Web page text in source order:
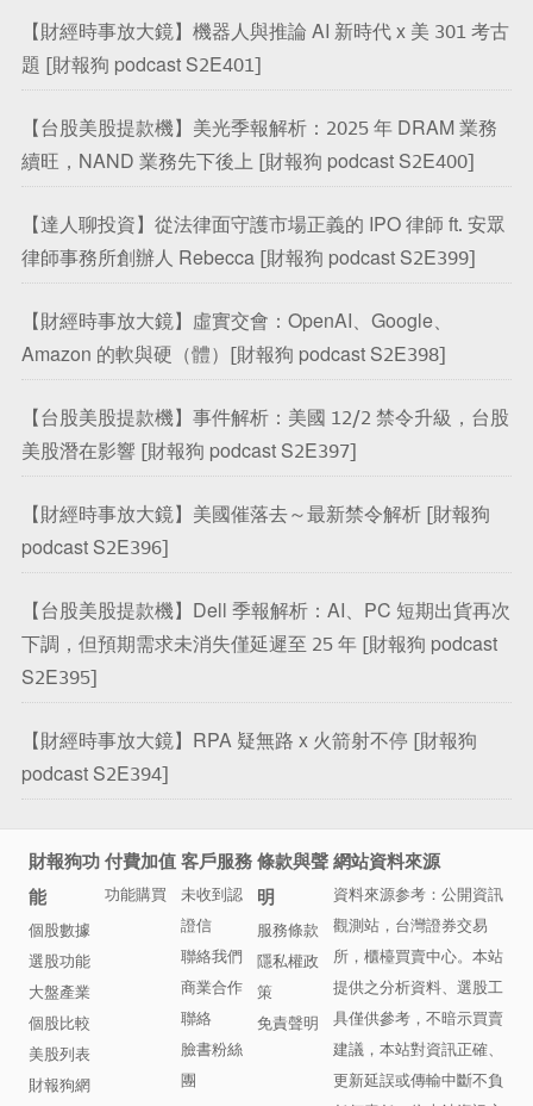
【財經時事放大鏡】機器人與推論 AI 新時代 x 美 301 考古
題 [財報狗 podcast S2E401]
【台股美股提款機】美光季報解析：2025 年 DRAM 業務
續旺，NAND 業務先下後上 [財報狗 podcast S2E400]
【達人聊投資】從法律面守護市場正義的 IPO 律師 ft. 安眾
律師事務所創辦人 Rebecca [財報狗 podcast S2E399]
【財經時事放大鏡】虛實交會：OpenAI、Google、
Amazon 的軟與硬（體）[財報狗 podcast S2E398]
【台股美股提款機】事件解析：美國 12/2 禁令升級，台股
美股潛在影響 [財報狗 podcast S2E397]
【財經時事放大鏡】美國催落去～最新禁令解析 [財報狗
podcast S2E396]
【台股美股提款機】Dell 季報解析：AI、PC 短期出貨再次
下調，但預期需求未消失僅延遲至 25 年 [財報狗 podcast
S2E395]
【財經時事放大鏡】RPA 疑無路 x 火箭射不停 [財報狗
podcast S2E394]
財報狗功
能
個股數據
選股功能
大盤產業
個股比較
美股列表
財報狗網
付費加值
功能購買
客戶服務
未收到認
證信
聯絡我們
商業合作
聯絡
臉書粉絲
團
條款與聲
明
服務條款
隱私權政
策
免責聲明
網站資料來源
資料來源参考： 公開資訊
觀測站 ， 台灣證券交易
所 ， 櫃檯買賣中心。本站
提供之分析資料、選股工
具僅供參考，不暗示買賣
建議，本站對資訊正確、
更新延誤或傳輸中斷不負